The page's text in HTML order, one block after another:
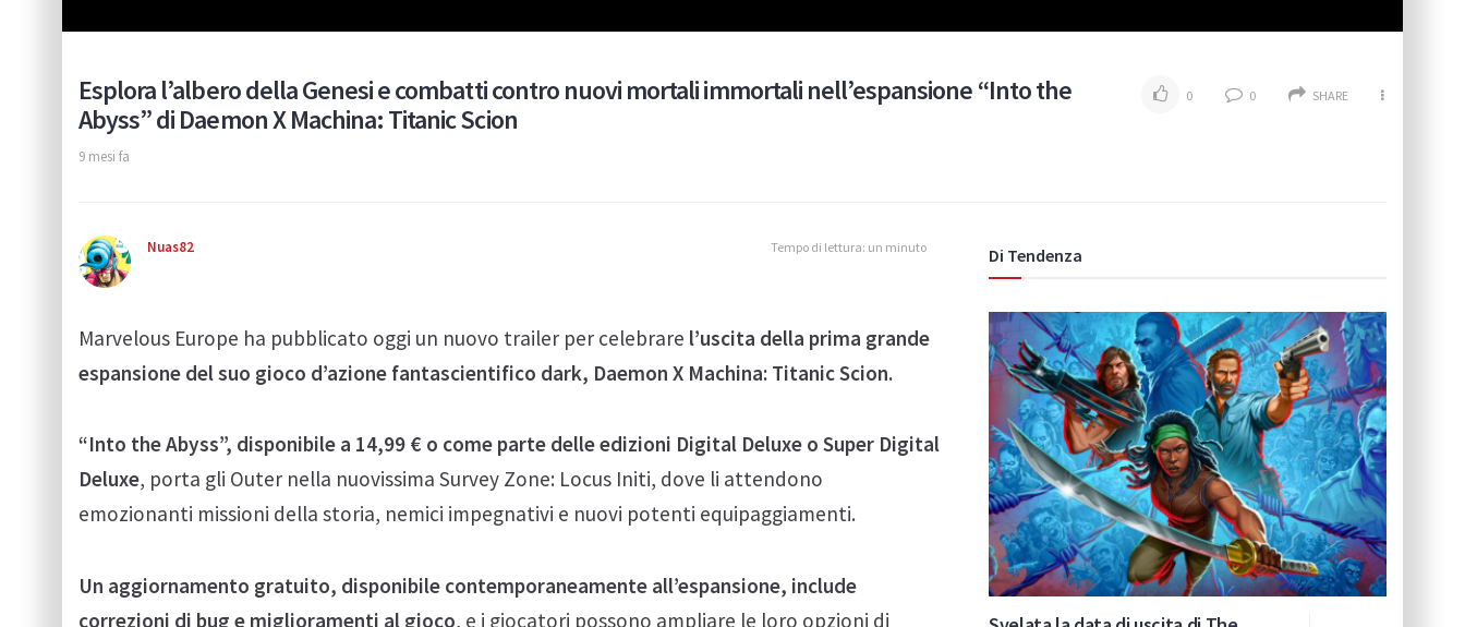
Esplora l’albero della Genesi e combatti contro nuovi mortali immortali nell’espansione “Into the
Abyss” di Daemon X Machina: Titanic Scion
9 mesi fa
0 0 SHARE
Nuas82 Tempo di lettura: un minuto
Marvelous Europe ha pubblicato oggi un nuovo trailer per celebrare l’uscita della prima grande
espansione del suo gioco d’azione fantascientifico dark, Daemon X Machina: Titanic Scion.
“Into the Abyss”, disponibile a 14,99 € o come parte delle edizioni Digital Deluxe o Super Digital
Deluxe, porta gli Outer nella nuovissima Survey Zone: Locus Initi, dove li attendono
emozionanti missioni della storia, nemici impegnativi e nuovi potenti equipaggiamenti.
Un aggiornamento gratuito, disponibile contemporaneamente all’espansione, include
correzioni di bug e miglioramenti al gioco, e i giocatori possono ampliare le loro opzioni di
Di Tendenza